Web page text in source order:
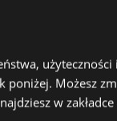
użyteczności
poniżej. Możesz
w